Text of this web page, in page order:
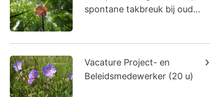
spontane takbreuk bij oude
Vacature Project- en
Beleidsmedewerker (20 u)